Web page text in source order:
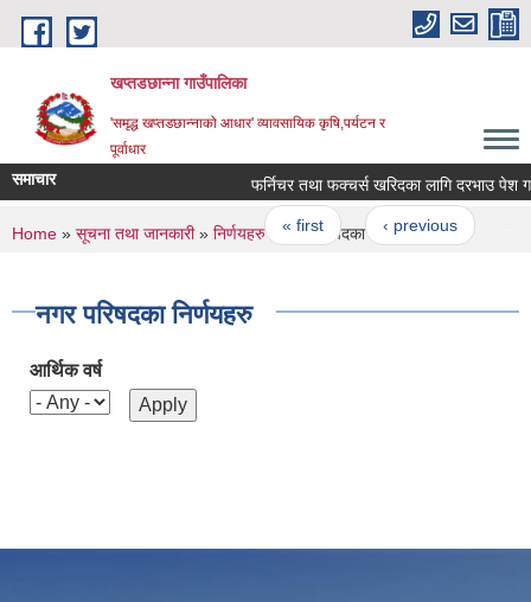
Skip to main content
खप्तडछान्ना गाउँपालिका
'समृद्ध खप्तडछान्नाको आधार' व्यावसायिक कृषि,पर्यटन र
पूर्वाधार
समाचार फर्निचर तथा फक्चर्स खरिदका लागि दरभाउ पेश
Pages
« first ‹ previous
You are here
Home » सूचना तथा जानकारी» निर्णयहरु» नगर परिषदका निर्णयहरु
नगर परिषदका निर्णयहरु
आर्थिक वर्ष